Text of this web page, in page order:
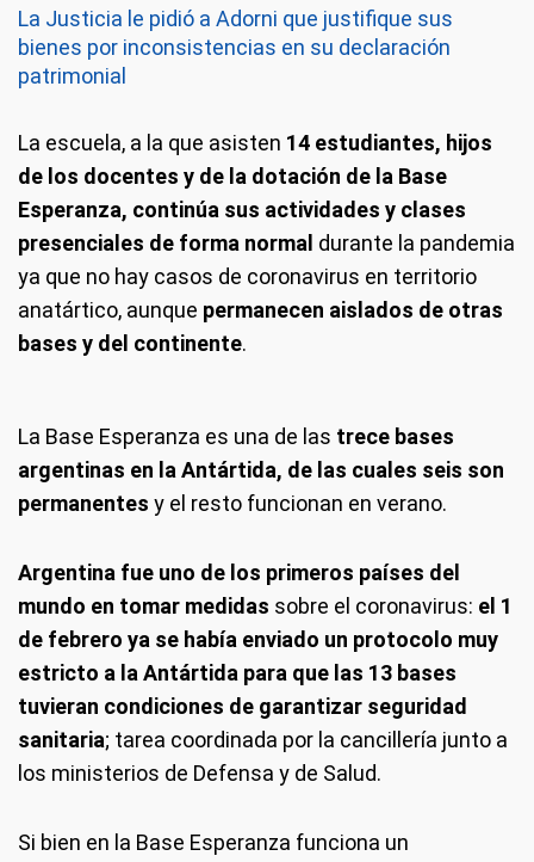
La Justicia le pidió a Adorni que justifique sus
bienes por inconsistencias en su declaración
patrimonial
La escuela, a la que asisten 14 estudiantes, hijos
de los docentes y de la dotación de la Base
Esperanza, continúa sus actividades y clases
presenciales de forma normal durante la pandemia
ya que no hay casos de coronavirus en territorio
anatártico, aunque permanecen aislados de otras
bases y del continente.
La Base Esperanza es una de las trece bases
argentinas en la Antártida, de las cuales seis son
permanentes y el resto funcionan en verano.
Argentina fue uno de los primeros países del
mundo en tomar medidas sobre el coronavirus: el 1
de febrero ya se había enviado un protocolo muy
estricto a la Antártida para que las 13 bases
tuvieran condiciones de garantizar seguridad
sanitaria; tarea coordinada por la cancillería junto a
los ministerios de Defensa y de Salud.
Si bien en la Base Esperanza funciona un